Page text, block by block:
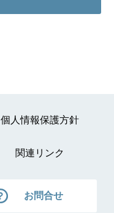
個人情報保護方針
関連リンク
お問合せ